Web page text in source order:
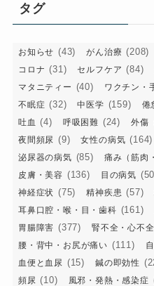
ー
タグ
お知らせ (43) がん治療 (208)
コロナ (31) セルフケア (84)
マタニティー (40) ワクチン・
不眠症 (32) 中医学 (159) 倦
吐血 (4) 呼吸困難 (24) 外傷
夜間頻尿 (9) 女性の病気 (164)
泌尿器の病気 (85) 痛み（筋肉
皮膚・美容 (136) 目の病気
神経症状 (75) 精神疾患 (57)
耳鼻口腔・喉・目・歯科 (161)
胃腸障害 (377) 腎不全・心不
腰・背中・お尻が痛い (111)
血便と血尿 (15) 鍼の即効性
頻尿 (10) 風邪・発熱・感染症